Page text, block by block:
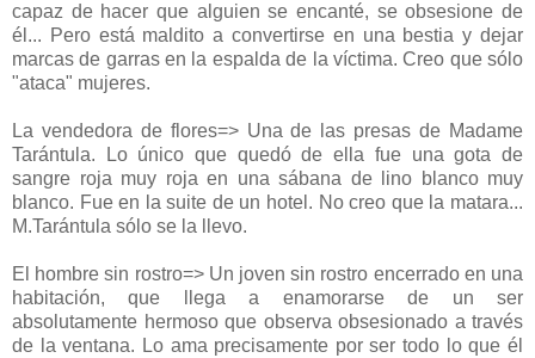
capaz de hacer que alguien se encanté, se obsesione de
él... Pero está maldito a convertirse en una bestia y dejar
marcas de garras en la espalda de la víctima. Creo que sólo
"ataca" mujeres.
La vendedora de flores=> Una de las presas de Madame
Tarántula. Lo único que quedó de ella fue una gota de
sangre roja muy roja en una sábana de lino blanco muy
blanco. Fue en la suite de un hotel. No creo que la matara...
M.Tarántula sólo se la llevo.
El hombre sin rostro=> Un joven sin rostro encerrado en una
habitación, que llega a enamorarse de un ser
absolutamente hermoso que observa obsesionado a través
de la ventana. Lo ama precisamente por ser todo lo que él